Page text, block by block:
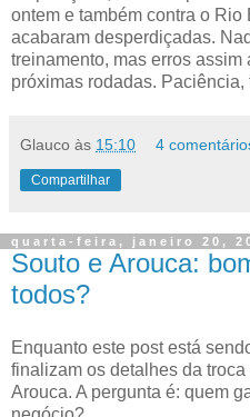
ontem e também contra o
acabaram desperdiçadas.
treinamento, mas erros
próximas rodadas. Paciência,
Glauco às 15:10 4
Compartilhar
quarta-feira, janeiro 20,
Souto e Arouca:
todos?
Enquanto este post está
finalizam os detalhes da
Arouca. A pergunta é: quem